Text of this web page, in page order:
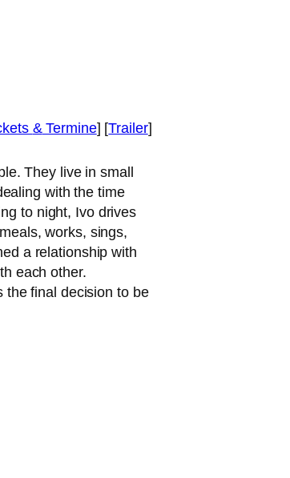
&Termine] [Trailer]
They live in small
with the time
to night, Ivo dri­ves
works, sings,
a rela­ti­onship with
each other.
the final decis­i­on to be